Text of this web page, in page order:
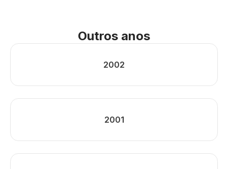
Outros anos
2002
2001